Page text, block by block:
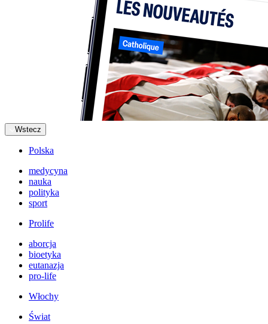
Wstecz
Polska
medycyna
nauka
polityka
sport
Prolife
aborcja
bioetyka
eutanazja
pro-life
Włochy
Świat